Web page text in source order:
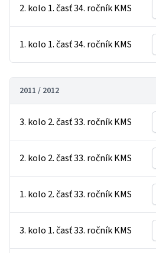
2. kolo 1. časť 34. ročník KMS
1. kolo 1. časť 34. ročník KMS
2011 / 2012
3. kolo 2. časť 33. ročník KMS
2. kolo 2. časť 33. ročník KMS
1. kolo 2. časť 33. ročník KMS
3. kolo 1. časť 33. ročník KMS